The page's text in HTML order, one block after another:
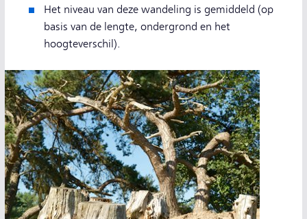
Het niveau van deze wandeling is gemiddeld (op
basis van de lengte, ondergrond en het
hoogteverschil).